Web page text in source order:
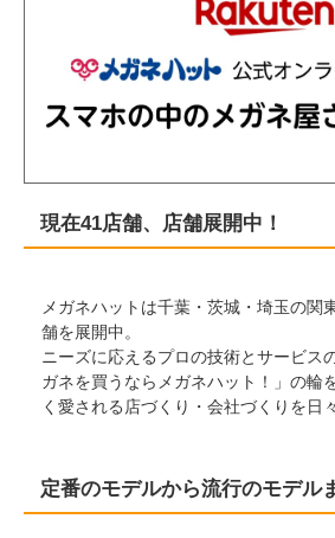
現在41店舗、店舗展開中！
メガネハットは千葉・茨城・埼玉の関
舗を展開中。
ニーズに応えるプロの技術とサービス
ガネを買うならメガネハット！」の輪
く愛される店づくり・会社づくりを日
定番のモデルから流行のモデル